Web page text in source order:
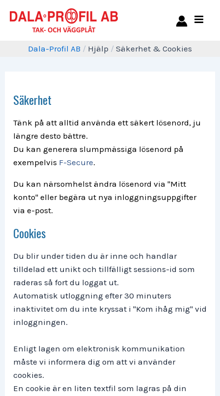
Dala-Profil AB / Hjälp / Säkerhet & Cookies
Säkerhet
Tänk på att alltid använda ett säkert lösenord, ju
längre desto bättre.
Du kan generera slumpmässiga lösenord på
exempelvis F-Secure.
Du kan närsomhelst ändra lösenord via "Mitt
konto" eller begära ut nya inloggningsuppgifter
via e-post.
Cookies
Du blir under tiden du är inne och handlar
tilldelad ett unikt och tillfälligt sessions-id som
raderas så fort du loggat ut.
Automatisk utloggning efter 30 minuters
inaktivitet om du inte kryssat i "Kom ihåg mig" vid
inloggningen.
Enligt lagen om elektronisk kommunikation
måste vi informera dig om att vi använder
cookies.
En cookie är en liten textfil som lagras på din